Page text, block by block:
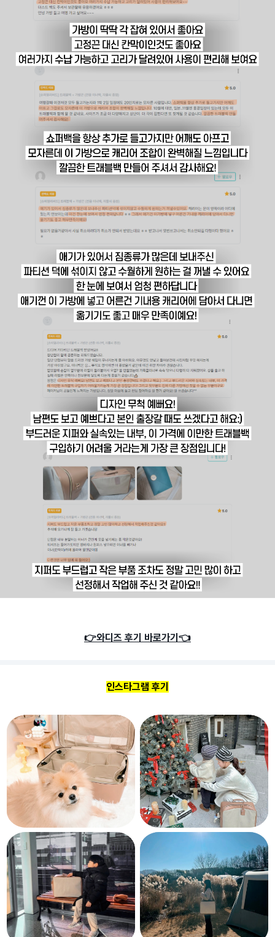
👉와디즈 후기 바로가기👈
인스타그램 후기